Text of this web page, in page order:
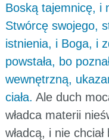
Boską tajemnicę, i
Stwórcę swojego,
istnienia, i Boga, i
powstała, bo
wewnętrzną,
ciała. Ale duch
władca materii
władcą, i nie